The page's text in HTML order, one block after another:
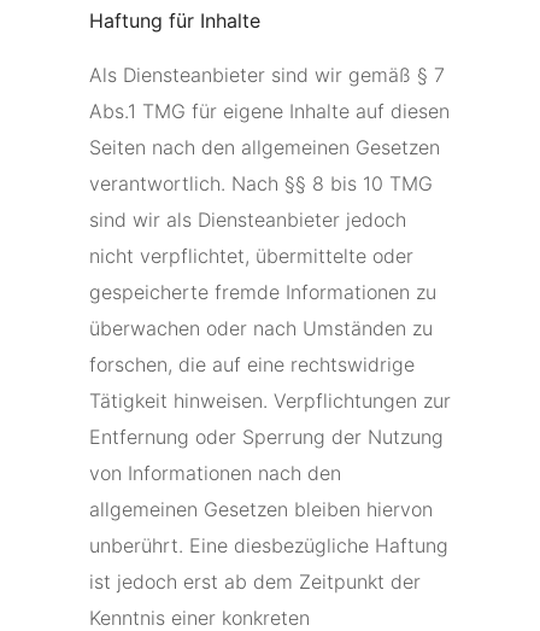
Haftung für Inhalte
Als Diensteanbieter sind wir gemäß § 7
Abs.1 TMG für eigene Inhalte auf diesen
Seiten nach den allgemeinen Gesetzen
verantwortlich. Nach §§ 8 bis 10 TMG
sind wir als Diensteanbieter jedoch
nicht verpflichtet, übermittelte oder
gespeicherte fremde Informationen zu
überwachen oder nach Umständen zu
forschen, die auf eine rechtswidrige
Tätigkeit hinweisen. Verpflichtungen zur
Entfernung oder Sperrung der Nutzung
von Informationen nach den
allgemeinen Gesetzen bleiben hiervon
unberührt. Eine diesbezügliche Haftung
ist jedoch erst ab dem Zeitpunkt der
Kenntnis einer konkreten